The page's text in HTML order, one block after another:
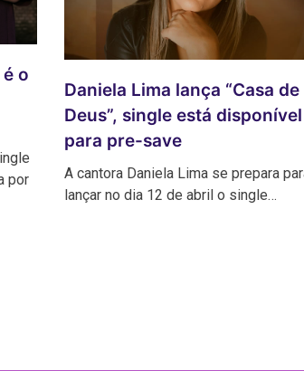
o
por
Daniela Lima lança “Casa de
Deus”, single está disponível
para pre-save
A cantora Daniela Lima se prepara
lançar no dia 12 de abril o single…